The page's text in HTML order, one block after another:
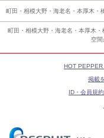
町田・相模大野・海老名・本厚木
空
町田・相模大野・海老名・本厚木・
HOT
掲載
ID・会員規約